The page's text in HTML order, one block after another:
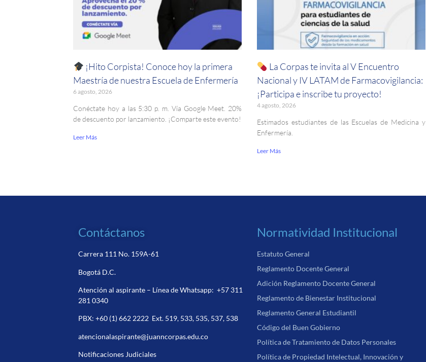
¡Hito Corpista! Conoce hoy la primera
Maestría de nuestra Escuela de Enfermería
6 agosto, 2026
Conéctate hoy a las 5:30 p. m. Vía Google Meet. 20%
de descuento por lanzamiento. ¡Comparte este evento!
Leer Más
La Corpas te invita al V Encuentro
Nacional y IV LATAM de Farmacovigilancia:
¡Participa e inscribe tu proyecto!
4 agosto, 2026
Estimados estudiantes de las Escuelas de Medicina y
Enfermería.
Leer Más
Contáctanos
Carrera 111 No. 159A-61
Bogotá D.C.
Atención al aspirante – Línea de Whatsapp:+57 311
281 0340
PBX:+60 (1) 662 2222 Ext. 519, 533, 535, 537, 538
atencionalaspirante@juanncorpas.edu.co
Notificaciones Judiciales
Normatividad Institucional
Estatuto General
Reglamento Docente General
Adición Reglamento Docente General
Reglamento de Bienestar Institucional
Reglamento General Estudiantil
Código del Buen Gobierno
Política de Tratamiento de Datos Personales
Política de Propiedad Intelectual, Innovación y